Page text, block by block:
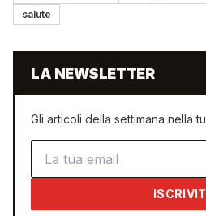
salute
LA NEWSLETTER
Gli articoli della settimana nella